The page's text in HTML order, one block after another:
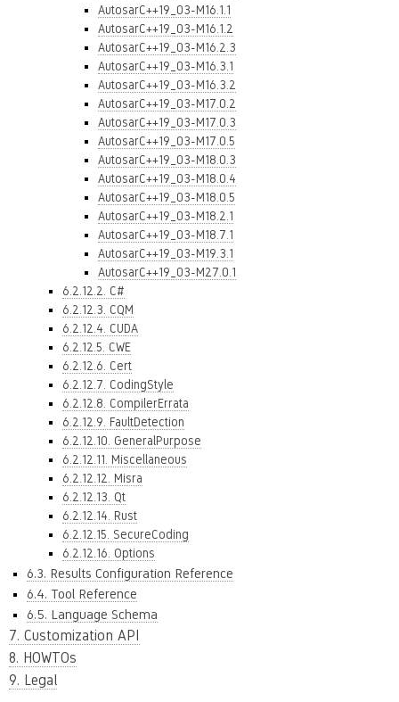
AutosarC++19_03-M16.1.1
AutosarC++19_03-M16.1.2
AutosarC++19_03-M16.2.3
AutosarC++19_03-M16.3.1
AutosarC++19_03-M16.3.2
AutosarC++19_03-M17.0.2
AutosarC++19_03-M17.0.3
AutosarC++19_03-M17.0.5
AutosarC++19_03-M18.0.3
AutosarC++19_03-M18.0.4
AutosarC++19_03-M18.0.5
AutosarC++19_03-M18.2.1
AutosarC++19_03-M18.7.1
AutosarC++19_03-M19.3.1
AutosarC++19_03-M27.0.1
6.2.12.2. C#
6.2.12.3. CQM
6.2.12.4. CUDA
6.2.12.5. CWE
6.2.12.6. Cert
6.2.12.7. CodingStyle
6.2.12.8. CompilerErrata
6.2.12.9. FaultDetection
6.2.12.10. GeneralPurpose
6.2.12.11. Miscellaneous
6.2.12.12. Misra
6.2.12.13. Qt
6.2.12.14. Rust
6.2.12.15. SecureCoding
6.2.12.16. Options
6.3. Results Configuration Reference
6.4. Tool Reference
6.5. Language Schema
7. Customization API
8. HOWTOs
9. Legal